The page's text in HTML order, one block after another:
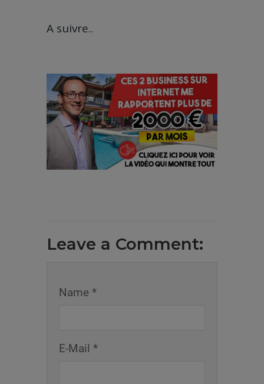
A suivre..
Leave a Comment:
Name *
E-Mail *